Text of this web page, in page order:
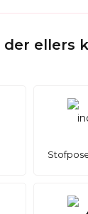
der ellers